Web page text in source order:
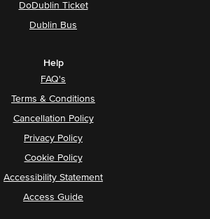
DoDublin Ticket
Dublin Bus
Help
FAQ's
Terms & Conditions
Cancellation Policy
Privacy Policy
Cookie Policy
Accessibility Statement
Access Guide